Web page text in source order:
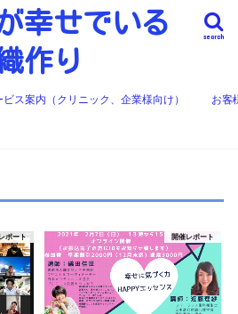
幸せでいる
作り
search
ビス案内（クリニック、企業様向け） お客
ポート 開催レポート